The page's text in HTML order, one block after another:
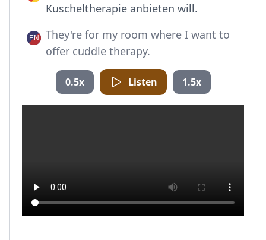
Kuscheltherapie anbieten will.
They're for my room where I want to
offer cuddle therapy.
0.5x Listen 1.5x